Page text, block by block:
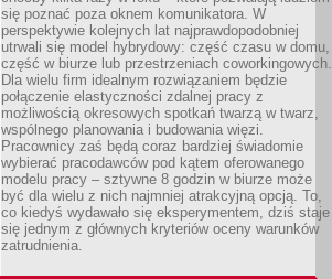
się poznać poza oknem komunikatora. W
perspektywie kolejnych lat najprawdopodobniej
utrwali się model hybrydowy: część czasu w domu,
część w biurze lub przestrzeniach coworkingowych.
Dla wielu firm idealnym rozwiązaniem będzie
połączenie elastyczności zdalnej pracy z
możliwością okresowych spotkań twarzą w twarz,
wspólnego planowania i budowania więzi.
Pracownicy zaś będą coraz bardziej świadomie
wybierać pracodawców pod kątem oferowanego
modelu pracy – sztywne 8 godzin w biurze może
być dla wielu z nich najmniej atrakcyjną opcją. To,
co kiedyś wydawało się eksperymentem, dziś staje
się jednym z głównych kryteriów oceny warunków
zatrudnienia.